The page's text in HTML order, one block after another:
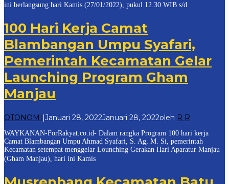
ini berlangsung hari Kamis (27/01/2022), pukul 12.30 WIB s/d
100 Hari Kerja Camat
Blambangan Umpu Syafari,
Pemerintah Kecamatan Gelar
Launching Program Gham
Manjau
OTONOMI |Januari 28, 2022Januari 28, 2022oleh R R
WAYKANAN-ForRakyat.co.id- Dalam rangka Program 100 hari kerja
Camat Blambangan Umpu Ahmad Syafari, S. Ag, M. Si, pemerintah
Kecamatan setempat menggelar Lounching Gerakan Hari Aparatur Manjau
(Gham Manjau), hari ini Kamis